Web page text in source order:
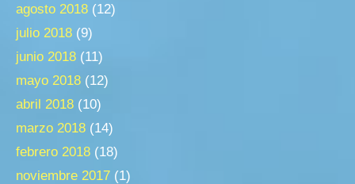
agosto 2018 (12)
julio 2018 (9)
junio 2018 (11)
mayo 2018 (12)
abril 2018 (10)
marzo 2018 (14)
febrero 2018 (18)
noviembre 2017 (1)